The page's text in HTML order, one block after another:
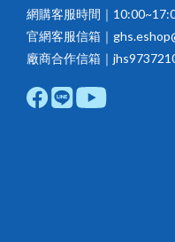
網購客服時間｜
官網客服信箱｜
廠商合作信箱｜